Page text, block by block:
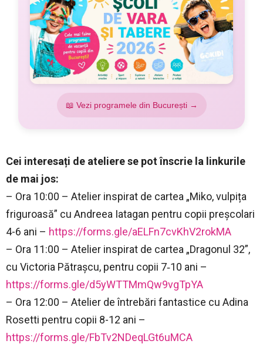
📖 Vezi programele din București →
Cei interesați de ateliere se pot înscrie la linkurile
de mai jos:
– Ora 10:00 – Atelier inspirat de cartea „Miko, vulpița
friguroasă” cu Andreea Iatagan pentru copii preșcolari
4-6 ani – https://forms.gle/aELFn7cvKhV2rokMA
– Ora 11:00 – Atelier inspirat de cartea „Dragonul 32”,
cu Victoria Pătrașcu, pentru copii 7‑10 ani –
https://forms.gle/d5yWTTMmQw9vgTpYA
– Ora 12:00 – Atelier de întrebări fantastice cu Adina
Rosetti pentru copii 8-12 ani –
https://forms.gle/FbTv2NDeqLGt6uMCA